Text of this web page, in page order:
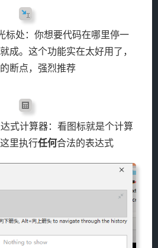
标处：你想要代码在哪里停一
成。这个功能实在太好用了，
断点，强烈推荐
达式计算器：看图标就是个计算
里执行任何合法的表达式